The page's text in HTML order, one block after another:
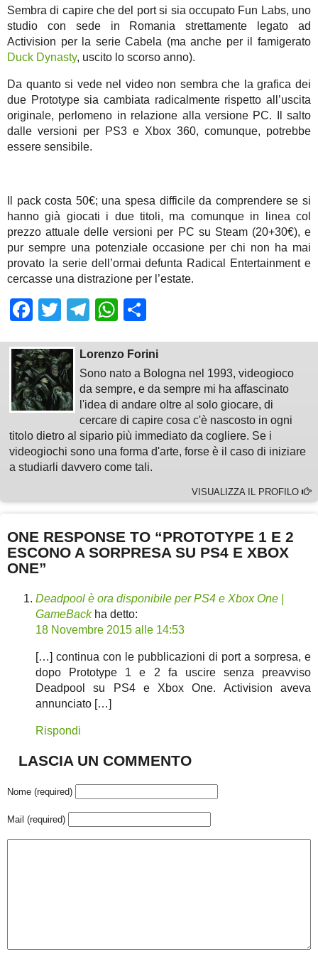
Sembra di capire che del port si sia occupato Fun Labs, uno
studio con sede in Romania strettamente legato ad
Activision per la serie Cabela (ma anche per il famigerato
Duck Dynasty, uscito lo scorso anno).
Da quanto si vede nel video non sembra che la grafica dei
due Prototype sia cambiata radicalmente rispetto all’uscita
originale, perlomeno in relazione alla versione PC. Il salto
dalle versioni per PS3 e Xbox 360, comunque, potrebbe
essere sensibile.
Il pack costa 50€; una spesa difficile da comprendere se si
hanno già giocati i due titoli, ma comunque in linea col
prezzo attuale delle versioni per PC su Steam (20+30€), e
pur sempre una potenziale occasione per chi non ha mai
provato la serie dell’ormai defunta Radical Entertainment e
cercasse una distrazione per l’estate.
Facebook
TwitterTelegram
WhatsApp
Lorenzo Forini
Sono nato a Bologna nel 1993, videogioco
da sempre, e da sempre mi ha affascinato
l'idea di andare oltre al solo giocare, di
cercare di capire cosa c'è nascosto in ogni
titolo dietro al sipario più immediato da cogliere. Se i
videogiochi sono una forma d'arte, forse è il caso di iniziare
a studiarli davvero come tali.
VISUALIZZA IL PROFILO
ONE RESPONSE TO “PROTOTYPE 1 E 2
ESCONO A SORPRESA SU PS4 E XBOX
ONE”
Deadpool è ora disponibile per PS4 e Xbox One |
GameBack ha detto:
18 Novembre 2015 alle 14:53
[…] continua con le pubblicazioni di port a sorpresa, e
dopo Prototype 1 e 2 fa uscire senza preavviso
Deadpool su PS4 e Xbox One. Activision aveva
annunciato […]
Rispondi
LASCIA UN COMMENTO
Nome (required)
Mail (required)